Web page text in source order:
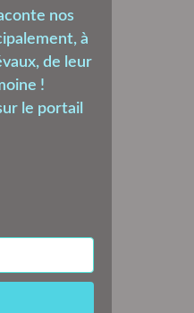
nos
à
de leur
!
le portail